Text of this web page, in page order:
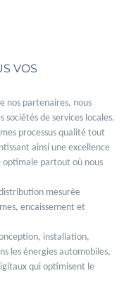
VOS
nos partenaires, nous
sociétés de services locales.
processus qualité tout
ainsi une excellence
partout où nous
mesurée
encaissement et
installation,
les énergies automobiles,
qui optimisent le